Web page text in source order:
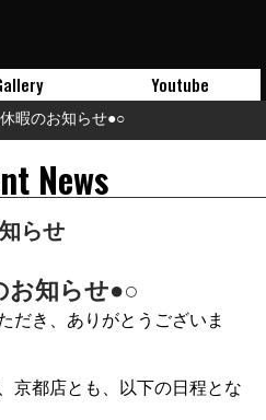
Youtube
暇のお知らせ●○
News
らせ
お知らせ●○
だき、ありがとうございま
京都店とも、以下の日程とな